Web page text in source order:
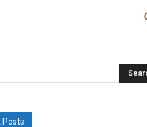
Posts